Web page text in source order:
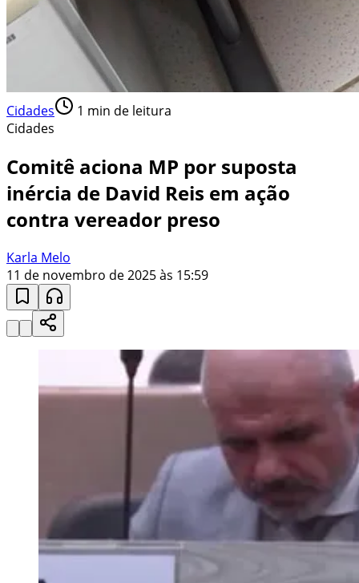
Cidades 1 min de leitura
Cidades
Comitê aciona MP por suposta
inércia de David Reis em ação
contra vereador preso
Karla Melo
11 de novembro de 2025 às 15:59